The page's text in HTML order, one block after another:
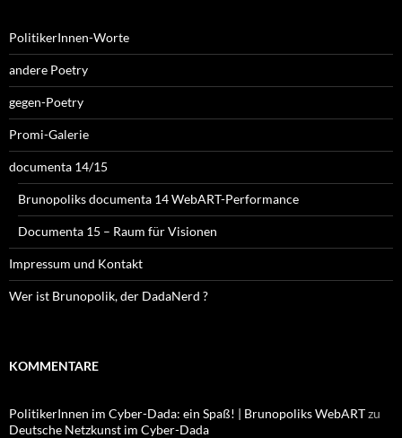
PolitikerInnen-Worte
andere Poetry
gegen-Poetry
Promi-Galerie
documenta 14/15
Brunopoliks documenta 14 WebART-Performance
Documenta 15 – Raum für Visionen
Impressum und Kontakt
Wer ist Brunopolik, der DadaNerd ?
KOMMENTARE
PolitikerInnen im Cyber-Dada: ein Spaß! | Brunopoliks WebARTzu
Deutsche Netzkunst im Cyber-Dada